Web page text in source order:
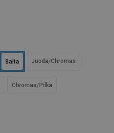
Balta
Chromas/Pilka
Juoda/Chromas